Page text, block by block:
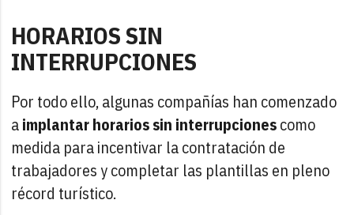
HORARIOS SIN
INTERRUPCIONES
Por todo ello, algunas compañías han comenzado
aimplantar horarios sin interrupcionescomo
medida para incentivar la contratación de
trabajadores y completar las plantillas en pleno
récord turístico.